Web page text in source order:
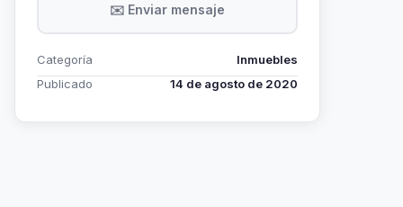
✉️ Enviar mensaje
Categoría
Inmuebles
Publicado
14 de agosto de 2020